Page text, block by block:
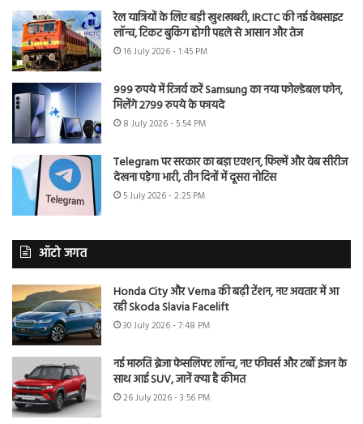
रेल यात्रियों के लिए बड़ी खुशखबरी, IRCTC की नई वेबसाइट
लॉन्च, टिकट बुकिंग होगी पहले से आसान और तेज
16 July 2026 - 1:45 PM
999 रुपये में रिजर्व करें Samsung का नया फोल्डेबल फोन,
मिलेंगे 2799 रुपये के फायदे
8 July 2026 - 5:54 PM
Telegram पर सरकार का बड़ा एक्शन, फिल्में और वेब सीरीज
देखना पड़ेगा भारी, तीन दिनों में दूसरा नोटिस
5 July 2026 - 2:25 PM
ऑटो जगत
Honda City और Verna की बढ़ी टेंशन, नए अवतार में आ
रही Skoda Slavia Facelift
30 July 2026 - 7:48 PM
नई मारुति ब्रेजा फेसलिफ्ट लॉन्च, नए फीचर्स और टर्बो इंजन के
साथ आई SUV, जानें क्या है कीमत
26 July 2026 - 3:56 PM